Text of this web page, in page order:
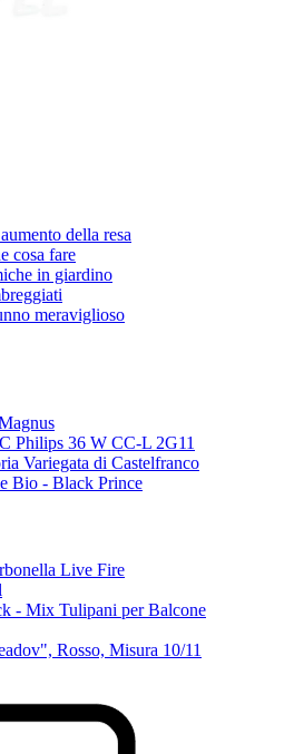
della resa
cosa fare
in giardino
meraviglioso
Philips 36 W CC-L 2G11
Variegata di Castelfranco
Bio - Black Prince
Live Fire
- Mix Tulipani per Balcone
Rosso, Misura 10/11